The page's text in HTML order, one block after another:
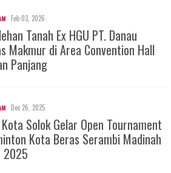
Feb 03, 2026
Tanah Ex HGU PT. Danau
Makmur di Area Convention Hall
Panjang
Dec 26, 2025
Solok Gelar Open Tournament
Kota Beras Serambi Madinah
2025